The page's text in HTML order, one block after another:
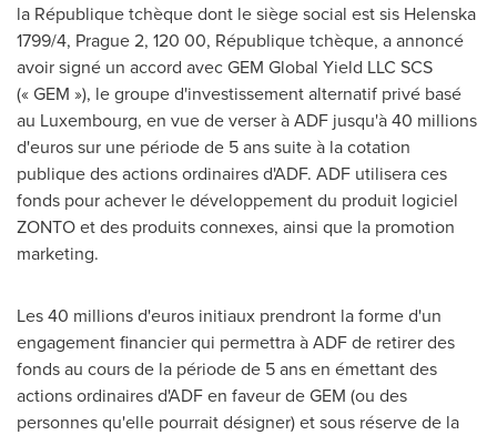
la République tchèque dont le siège social est sis Helenska
1799/4, Prague2, 120 00, République tchèque, a annoncé
avoir signé un accord avec GEM Global Yield LLC SCS
(« GEM »), le groupe d'investissement alternatif privé basé
au Luxembourg, en vue de verser à ADF jusqu'à 40 millions
d'euros sur une période de 5 ans suite à la cotation
publique des actions ordinaires d'ADF. ADF utilisera ces
fonds pour achever le développement du produit logiciel
ZONTO et des produits connexes, ainsi que la promotion
marketing.
Les 40 millions d'euros initiaux prendront la forme d'un
engagement financier qui permettra àADF de retirer des
fonds au cours de la période de 5 ans en émettant des
actions ordinaires d'ADF en faveur de GEM (ou des
personnes qu'elle pourrait désigner) et sous réserve de la